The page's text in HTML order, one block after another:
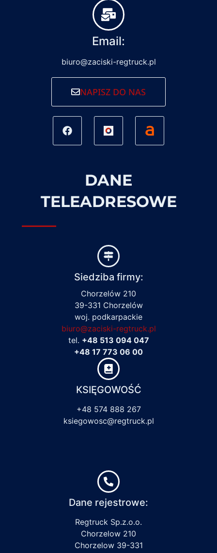
Email:
biuro@zaciski-regtruck.pl
NAPISZ DO NAS
DANE
TELEADRESOWE
Siedziba firmy:
Chorzelów 210
39-331 Chorzelów
woj. podkarpackie
biuro@zaciski-regtruck.pl
tel. +48 513 094 047
+48 17 773 06 00
KSIĘGOWOŚĆ
+48 574 888 267
ksiegowosc@regtruck.pl
Dane rejestrowe:
Regtruck Sp.z.o.o.
Chorzelow 210
Chorzelow 39-331